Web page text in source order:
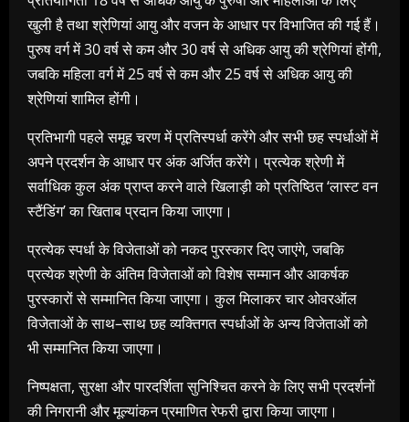
खुलीहैतथाश्रेणियांआयुऔरवजनकेआधारपरविभाजितकीगईहैं।
पुरुषवर्गमें30वर्षसेकमऔर30वर्षसेअधिकआयुकीश्रेणियांहोंगी,
जबकिमहिलावर्गमें25वर्षसेकमऔर25वर्षसेअधिकआयुकी
श्रेणियांशामिलहोंगी।
प्रतिभागीपहलेसमूहचरणमेंप्रतिस्पर्धाकरेंगेऔरसभीछहस्पर्धाओंमें
अपनेप्रदर्शनकेआधारपरअंकअर्जितकरेंगे। प्रत्येकश्रेणीमें
सर्वाधिककुलअंकप्राप्तकरनेवालेखिलाड़ीकोप्रतिष्ठित‘लास्टवन
स्टैंडिंग’काखिताबप्रदानकियाजाएगा।
प्रत्येकस्पर्धाकेविजेताओंकोनकदपुरस्कारदिएजाएंगे,जबकि
प्रत्येकश्रेणीकेअंतिमविजेताओंकोविशेषसम्मानऔरआकर्षक
पुरस्कारोंसेसम्मानितकियाजाएगा। कुलमिलाकरचारओवरऑल
विजेताओंकेसाथ–साथछहव्यक्तिगतस्पर्धाओंकेअन्यविजेताओंको
भीसम्मानितकियाजाएगा।
निष्पक्षता,सुरक्षाऔरपारदर्शितासुनिश्चितकरनेकेलिएसभीप्रदर्शनों
कीनिगरानीऔरमूल्यांकनप्रमाणितरेफरीद्वाराकियाजाएगा।